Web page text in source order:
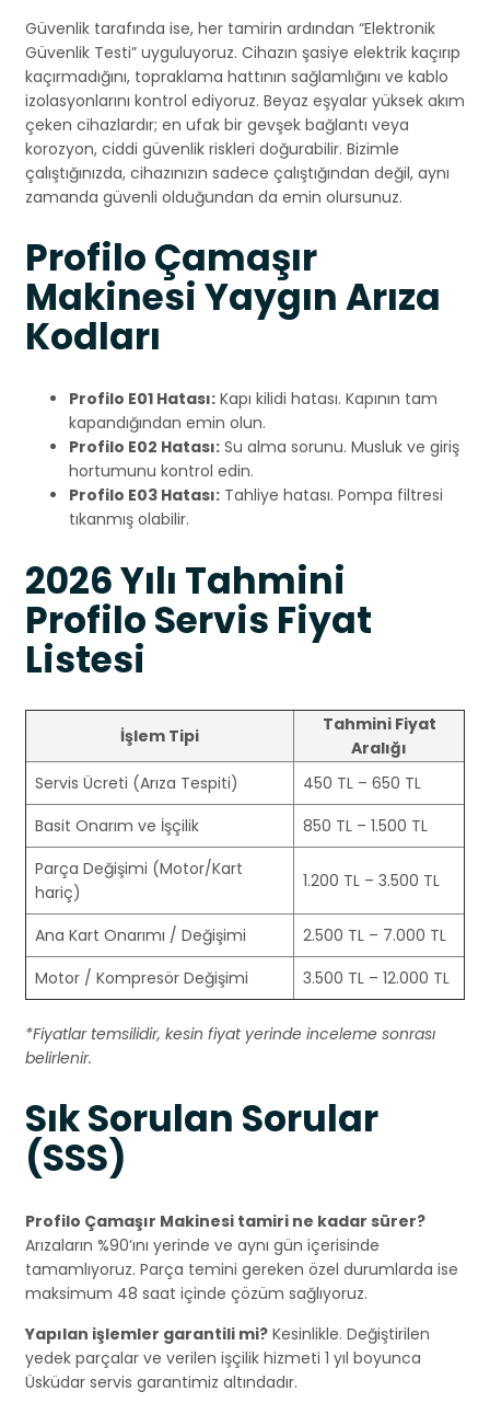
Güvenlik tarafında ise, her tamirin ardından “Elektronik
Güvenlik Testi” uyguluyoruz. Cihazın şasiye elektrik kaçırıp
kaçırmadığını, topraklama hattının sağlamlığını ve kablo
izolasyonlarını kontrol ediyoruz. Beyaz eşyalar yüksek akım
çeken cihazlardır; en ufak bir gevşek bağlantı veya
korozyon, ciddi güvenlik riskleri doğurabilir. Bizimle
çalıştığınızda, cihazınızın sadece çalıştığından değil, aynı
zamanda güvenli olduğundan da emin olursunuz.
Profilo Çamaşır
Makinesi Yaygın Arıza
Kodları
Profilo E01 Hatası: Kapı kilidi hatası. Kapının tam
kapandığından emin olun.
Profilo E02 Hatası: Su alma sorunu. Musluk ve giriş
hortumunu kontrol edin.
Profilo E03 Hatası: Tahliye hatası. Pompa filtresi
tıkanmış olabilir.
2026 Yılı Tahmini
Profilo Servis Fiyat
Listesi
İşlem Tipi
Tahmini Fiyat
Aralığı
Servis Ücreti (Arıza Tespiti)
450 TL – 650 TL
Basit Onarım ve İşçilik
850 TL – 1.500 TL
Parça Değişimi (Motor/Kart
hariç)
1.200 TL – 3.500 TL
Ana Kart Onarımı / Değişimi
2.500 TL – 7.000 TL
Motor / Kompresör Değişimi
3.500 TL – 12.000 TL
*Fiyatlar temsilidir, kesin fiyat yerinde inceleme sonrası
belirlenir.
Sık Sorulan Sorular
(SSS)
Profilo Çamaşır Makinesi tamiri ne kadar sürer?
Arızaların %90’ını yerinde ve aynı gün içerisinde
tamamlıyoruz. Parça temini gereken özel durumlarda ise
maksimum 48 saat içinde çözüm sağlıyoruz.
Yapılan işlemler garantili mi? Kesinlikle. Değiştirilen
yedek parçalar ve verilen işçilik hizmeti 1 yıl boyunca
Üsküdar servis garantimiz altındadır.